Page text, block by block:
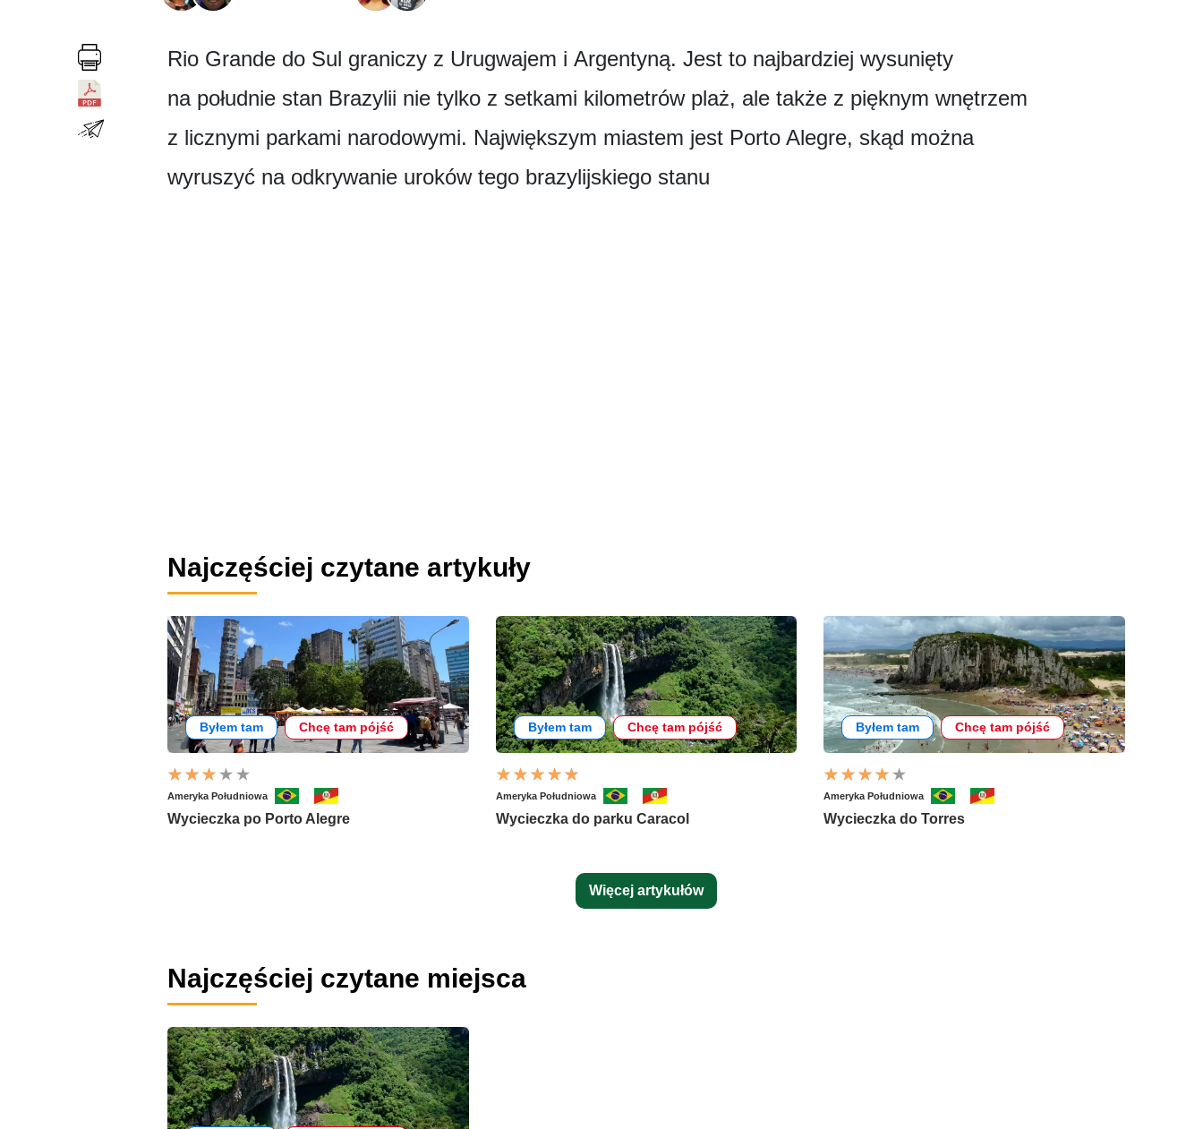
Rio Grande do Sul graniczy z Urugwajem i Argentyną. Jest to najbardziej wysunięty
na południe stan Brazylii nie tylko z setkami kilometrów plaż, ale także z pięknym wnętrzem
z licznymi parkami narodowymi. Największym miastem jest Porto Alegre, skąd można
wyruszyć na odkrywanie uroków tego brazylijskiego sta­nu
Najczęściej czytane artykuły
Byłem tam Chcę tam pójść
Ameryka Południowa
Wycieczka po Porto Alegre
Byłem tam Chcę tam pójść
Ameryka Południowa
Wycieczka do parku Caracol
Byłem tam Chcę tam pójść
Ameryka Południowa
Wycieczka do Torres
Więcej artykułów
Najczęściej czytane miejsca